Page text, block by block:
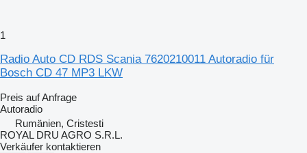
1
Radio Auto CD RDS Scania 7620210011 Autoradio für
Bosch CD 47 MP3 LKW
Preis auf Anfrage
Autoradio
Rumänien, Cristesti
ROYAL DRU AGRO S.R.L.
Verkäufer kontaktieren